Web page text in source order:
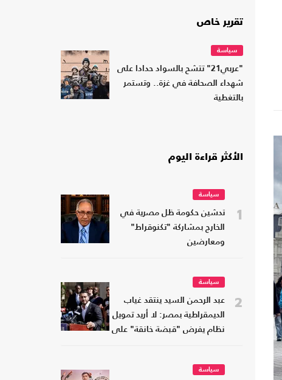
تقرير خاص
سياسة
"عربي21" تتشح بالسواد حدادا على
شهداء الصحافة في غزة.. وتستمر
بالتغطية
الأكثر قراءة اليوم
1
سياسة
تدشين حكومة ظل مصرية في
الخارج بمشاركة "تكنوقراط"
ومعارضين
2
سياسة
عبد الرحمن السيد ينتقد غياب
الديمقراطية بمصر: لا أريد تمويل
نظام يفرض "قبضة خانقة" على
سياسة